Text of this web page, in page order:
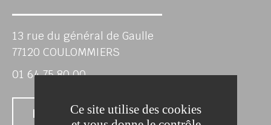
13 rue du général de Gaulle
77120 COULOMMIERS
01 64 75 80 00
Nous contacter
Ce site utilise des cookies